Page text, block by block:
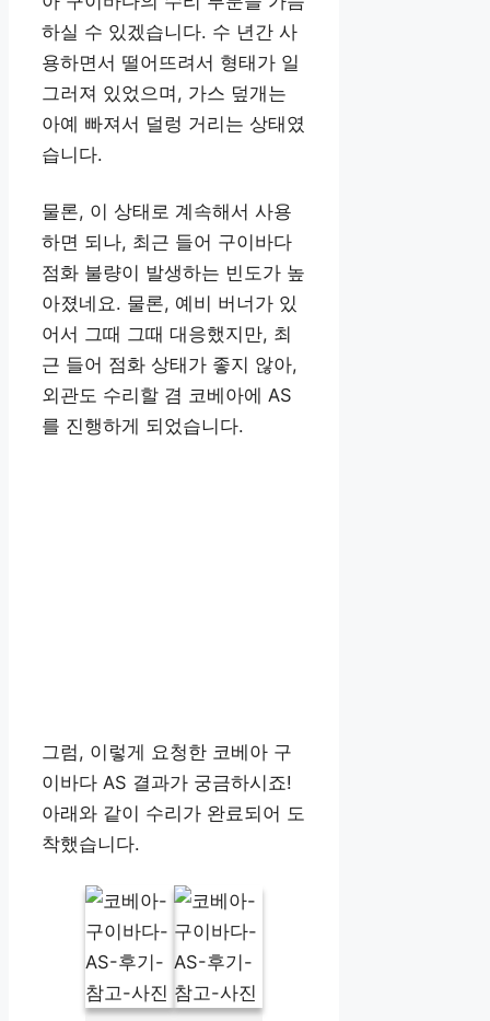
하실 수 있겠습니다. 수 년간 사
용하면서 떨어뜨려서 형태가 일
그러져 있었으며, 가스 덮개는
아예 빠져서 덜렁 거리는 상태였
습니다.
물론, 이 상태로 계속해서 사용
하면 되나, 최근 들어 구이바다
점화 불량이 발생하는 빈도가 높
아졌네요. 물론, 예비 버너가 있
어서 그때 그때 대응했지만, 최
근 들어 점화 상태가 좋지 않아,
외관도 수리할 겸 코베아에 AS
를 진행하게 되었습니다.
그럼, 이렇게 요청한 코베아 구
이바다 AS 결과가 궁금하시죠!
아래와 같이 수리가 완료되어 도
착했습니다.